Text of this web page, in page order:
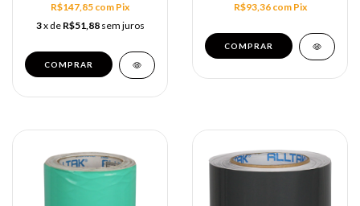
R$147,85 com Pix
3x de R$51,88 sem juros
COMPRAR
R$93,36 com Pix
COMPRAR